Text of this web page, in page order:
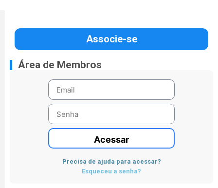
Associe-se
Área de Membros
Acessar
Precisa de ajuda para acessar?
Esqueceu a senha?